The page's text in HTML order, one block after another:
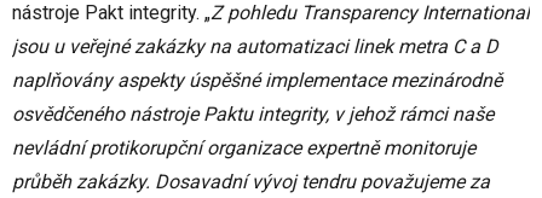
nástroje Pakt integrity. „Z pohledu Transparency International
jsou u veřejné zakázky na automatizaci linek metra C a D
naplňovány aspekty úspěšné implementace mezinárodně
osvědčeného nástroje Paktu integrity, v jehož rámci naše
nevládní protikorupční organizace expertně monitoruje
průběh zakázky. Dosavadní vývoj tendru považujeme za